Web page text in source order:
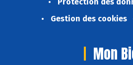
Gestion des cookies
Mon